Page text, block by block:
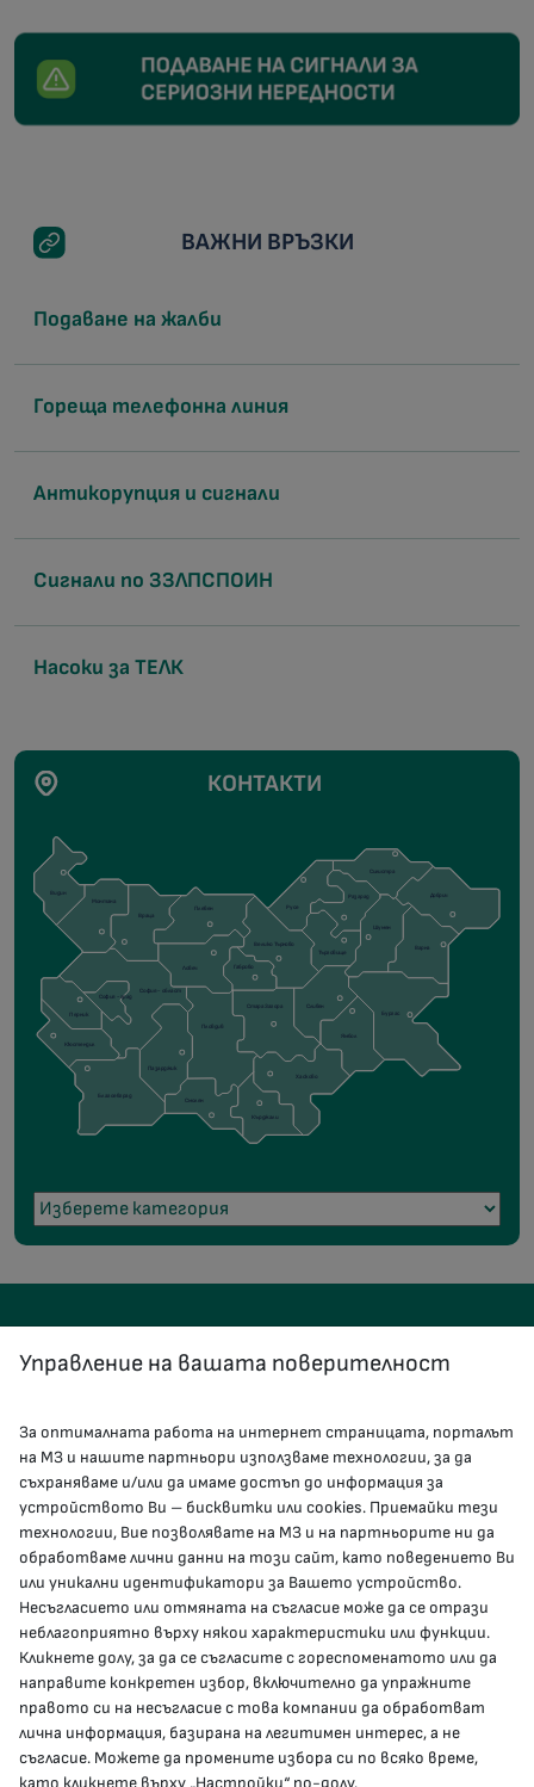
ВАЖНИ ВРЪЗКИ
Подаване на жалби
Гореща телефонна линия
Антикорупция и сигнали
Сигнали по ЗЗЛПСПОИН
Насоки за ТЕЛК
КОНТАКТИ
Ямбол
Шумен
Хасково
Търговище
Стара Загора
София - област
София - град
Смолян
Сливен
Силистра
Русе
Разград
Пловдив
Плевен
Перник
Пазарджик
Монтана
Ловеч
Кюстендил
Кърджали
Добрич
Габрово
Враца
Видин
Велико Търново
Варна
Бургас
Благоевград
КОНТАКТИ
гр.София, 1000, пл. „Света Неделя“ №5
delovodstvo@mh.government.bg
presscenter@mh.government.bg
МЗ В СОЦИАЛНИТЕ МРЕЖИ
Facebook страница
Управление на вашата поверителност
За оптималната работа на интернет страницата, порталът
на МЗ и нашите партньори използваме технологии, за да
съхраняваме и/или да имаме достъп до информация за
устройството Ви – бисквитки или cookies. Приемайки тези
технологии, Вие позволявате на МЗ и на партньорите ни да
обработваме лични данни на този сайт, като поведението Ви
или уникални идентификатори за Вашето устройство.
Несъгласието или отмяната на съгласие може да се отрази
неблагоприятно върху някои характеристики или функции.
Кликнете долу, за да се съгласите с гореспоменатото или да
направите конкретен избор, включително да упражните
правото си на несъгласие с това компании да обработват
лична информация, базирана на легитимен интерес, а не
съгласие. Можете да промените избора си по всяко време,
като кликнете върху „Настройки“ по-долу.